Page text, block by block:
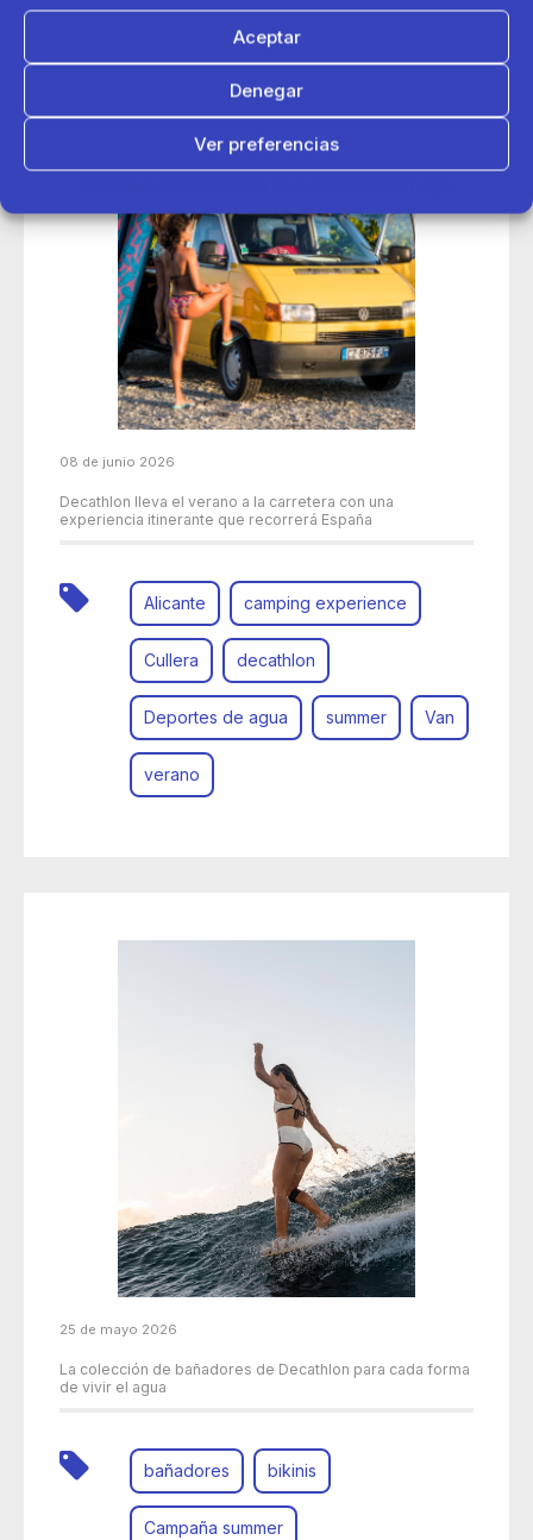
Aceptar
Denegar
Ver preferencias
08 de junio 2026
Decathlon lleva el verano a la carretera con una
experiencia itinerante que recorrerá España
Alicante camping experience
Cullera decathlon
Deportes de agua summer Van
verano
25 de mayo 2026
La colección de bañadores de Decathlon para cada forma
de vivir el agua
bañadores bikinis
Campaña summer